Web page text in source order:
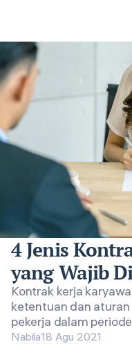
4 Jenis
yang Wajib
Kontrak kerja
ketentuan dan
pekerja dalam
Nabila18 Agu 2021